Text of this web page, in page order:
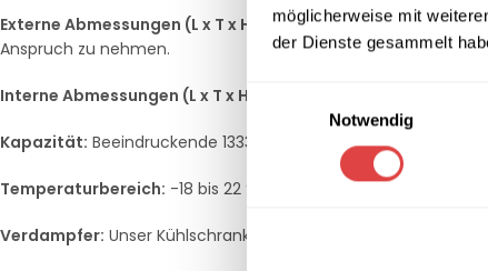
möglicherweise mit
der Dienste gesammelt
Einwilligungsauswahl
Notwendig
Externe Abmessungen (L x T x H):
1480 x 830 x 2010 mm –
Anspruch zu nehmen.
Interne Abmessungen (L x T x H):
Kapazität: Beeindruckende 1333 Liter – Viel Platz für alles, von
Temperaturbereich: -18 bis 22 °C – Ideal um eine Vielzahl
Verdampfer: Unser Kühlschrank verfügt über einen